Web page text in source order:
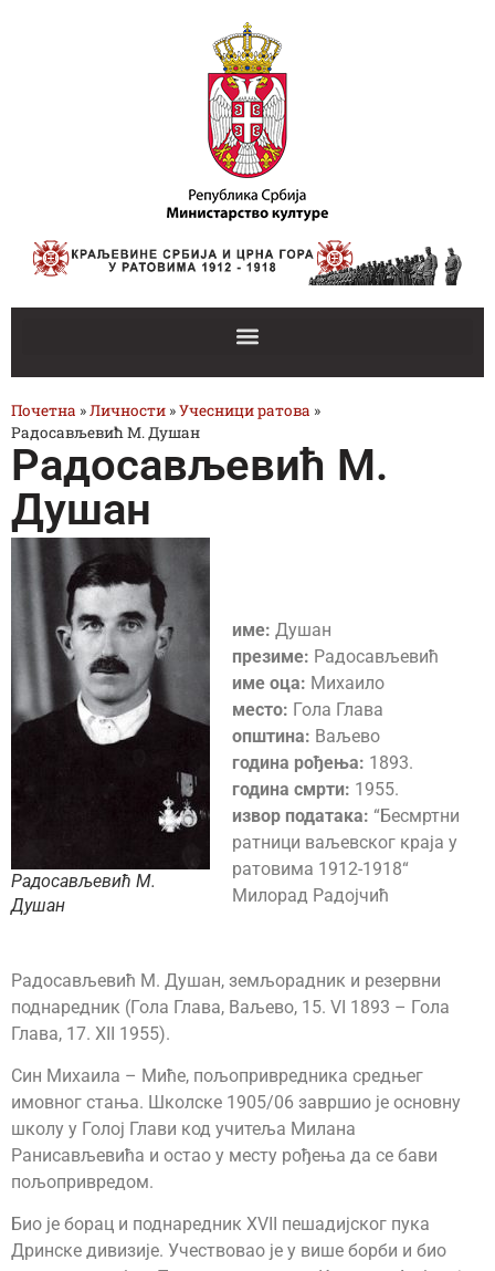
Почетна »Личности »Учесници ратова »
Радосављевић М. Душан
Радосављевић М.
Душан
Радосављевић М.
Душан
име: Душан
презиме: Радосављевић
име оца: Михаило
место: Гола Глава
општина: Ваљево
година рођења: 1893.
година смрти: 1955.
извор података: “Бесмртни
ратници ваљевског краја у
ратовима 1912-1918“
Милорад Радојчић
Радосављевић М. Душан, земљорадник и резервни
поднаредник (Гола Глава, Ваљево, 15. VI 1893 – Гола
Глава, 17. XII 1955).
Син Михаила – Миће, пољопривредника средњег
имовног стања. Школске 1905/06 завршио је основну
школу у Голој Глави код учитеља Милана
Ранисављевића и остао у месту рођења да се бави
пољопривредом.
Био је борац и поднаредник XVII пешадијског пука
Дринске дивизије. Учествовао је у више борби и био